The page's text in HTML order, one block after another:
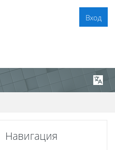
Вход
Навигация